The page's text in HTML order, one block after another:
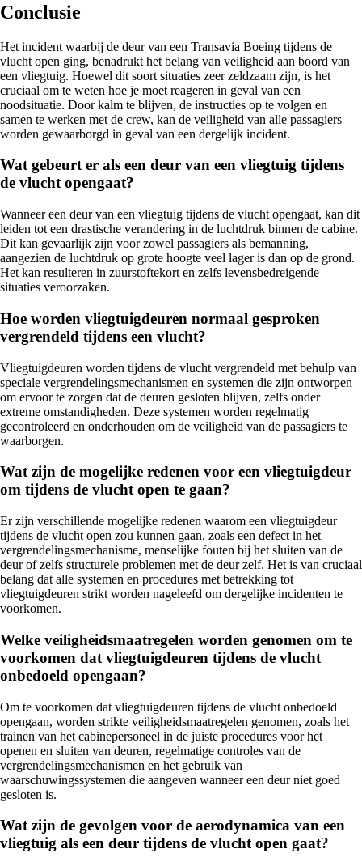
Conclusie
Het incident waarbij de deur van een Transavia Boeing tijdens de
vlucht open ging, benadrukt het belang van veiligheid aan boord van
een vliegtuig. Hoewel dit soort situaties zeer zeldzaam zijn, is het
cruciaal om te weten hoe je moet reageren in geval van een
noodsituatie. Door kalm te blijven, de instructies op te volgen en
samen te werken met de crew, kan de veiligheid van alle passagiers
worden gewaarborgd in geval van een dergelijk incident.
Wat gebeurt er als een deur van een vliegtuig tijdens
de vlucht opengaat?
Wanneer een deur van een vliegtuig tijdens de vlucht opengaat, kan dit
leiden tot een drastische verandering in de luchtdruk binnen de cabine.
Dit kan gevaarlijk zijn voor zowel passagiers als bemanning,
aangezien de luchtdruk op grote hoogte veel lager is dan op de grond.
Het kan resulteren in zuurstoftekort en zelfs levensbedreigende
situaties veroorzaken.
Hoe worden vliegtuigdeuren normaal gesproken
vergrendeld tijdens een vlucht?
Vliegtuigdeuren worden tijdens de vlucht vergrendeld met behulp van
speciale vergrendelingsmechanismen en systemen die zijn ontworpen
om ervoor te zorgen dat de deuren gesloten blijven, zelfs onder
extreme omstandigheden. Deze systemen worden regelmatig
gecontroleerd en onderhouden om de veiligheid van de passagiers te
waarborgen.
Wat zijn de mogelijke redenen voor een vliegtuigdeur
om tijdens de vlucht open te gaan?
Er zijn verschillende mogelijke redenen waarom een vliegtuigdeur
tijdens de vlucht open zou kunnen gaan, zoals een defect in het
vergrendelingsmechanisme, menselijke fouten bij het sluiten van de
deur of zelfs structurele problemen met de deur zelf. Het is van cruciaal
belang dat alle systemen en procedures met betrekking tot
vliegtuigdeuren strikt worden nageleefd om dergelijke incidenten te
voorkomen.
Welke veiligheidsmaatregelen worden genomen om te
voorkomen dat vliegtuigdeuren tijdens de vlucht
onbedoeld opengaan?
Om te voorkomen dat vliegtuigdeuren tijdens de vlucht onbedoeld
opengaan, worden strikte veiligheidsmaatregelen genomen, zoals het
trainen van het cabinepersoneel in de juiste procedures voor het
openen en sluiten van deuren, regelmatige controles van de
vergrendelingsmechanismen en het gebruik van
waarschuwingssystemen die aangeven wanneer een deur niet goed
gesloten is.
Wat zijn de gevolgen voor de aerodynamica van een
vliegtuig als een deur tijdens de vlucht open gaat?